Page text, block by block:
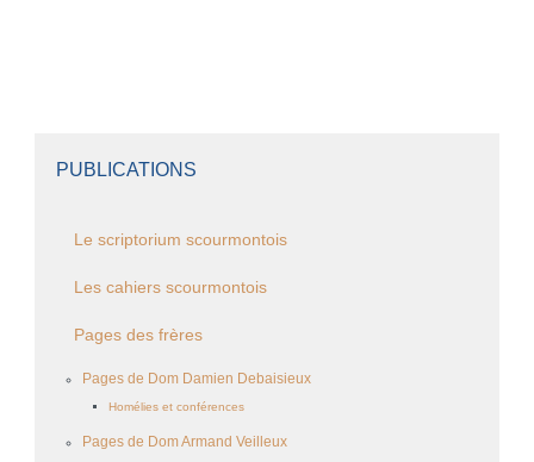
PUBLICATIONS
Le scriptorium scourmontois
Les cahiers scourmontois
Pages des frères
Pages de Dom Damien Debaisieux
Homélies et conférences
Pages de Dom Armand Veilleux